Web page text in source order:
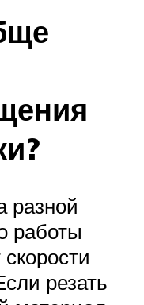
разной
работы
резать